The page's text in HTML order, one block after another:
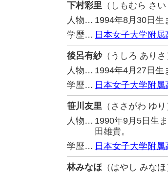
下村彩里 （しもむら さい
人物… 1994年8月30日生
学歴… 日本女子大学附属
後呂有紗（うしろ ありさ
人物… 1994年4月27日生
学歴… 日本女子大学附属
笹川友里 （ささがわ ゆり
人物… 1990年9月5日生
田雄貴。
学歴… 日本女子大学附属
林みなほ （はやし みなほ